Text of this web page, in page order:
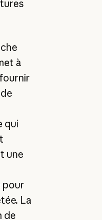
à
qui
une
pour
La
de